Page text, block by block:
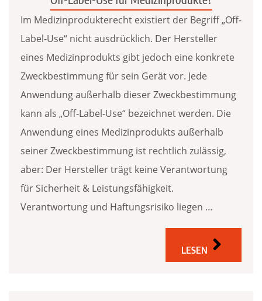
Im Medizinprodukterecht existiert der Begriff „Off-
Label-Use“ nicht ausdrücklich. Der Hersteller
eines Medizinprodukts gibt jedoch eine konkrete
Zweckbestimmung für sein Gerät vor. Jede
Anwendung außerhalb dieser Zweckbestimmung
kann als „Off-Label-Use“ bezeichnet werden. Die
Anwendung eines Medizinprodukts außerhalb
seiner Zweckbestimmung ist rechtlich zulässig,
aber: Der Hersteller trägt keine Verantwortung
für Sicherheit & Leistungsfähigkeit.
Verantwortung und Haftungsrisiko liegen …
LESEN